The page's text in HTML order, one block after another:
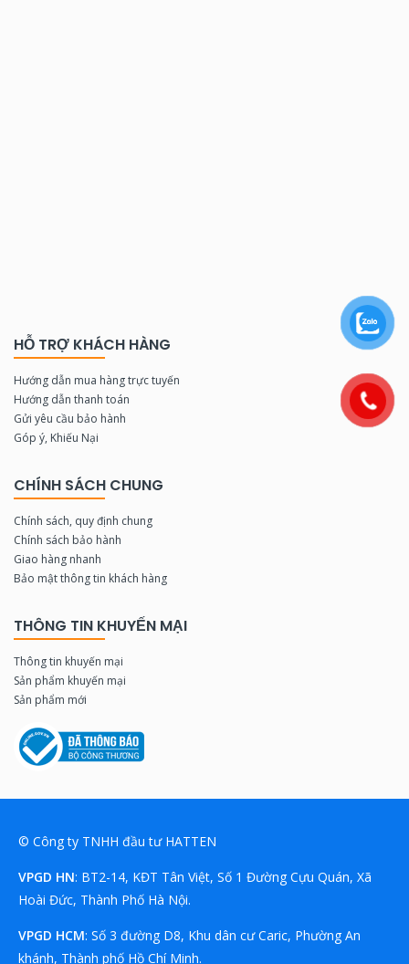
HỖ TRỢ KHÁCH HÀNG
Hướng dẫn mua hàng trực tuyến
Hướng dẫn thanh toán
Gửi yêu cầu bảo hành
Góp ý, Khiếu Nại
CHÍNH SÁCH CHUNG
Chính sách, quy định chung
Chính sách bảo hành
Giao hàng nhanh
Bảo mật thông tin khách hàng
THÔNG TIN KHUYẾN MẠI
Thông tin khuyến mại
Sản phẩm khuyến mại
Sản phẩm mới
© Công ty TNHH đầu tư HATTEN
VPGD HN: BT2-14, KĐT Tân Việt, Số 1 Đường Cựu Quán, Xã
Hoài Đức, Thành Phố Hà Nội.
VPGD HCM: Số 3 đường D8, Khu dân cư Caric, Phường An
khánh, Thành phố Hồ Chí Minh.